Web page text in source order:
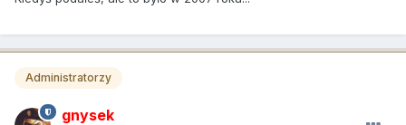
Administratorzy
gnysek